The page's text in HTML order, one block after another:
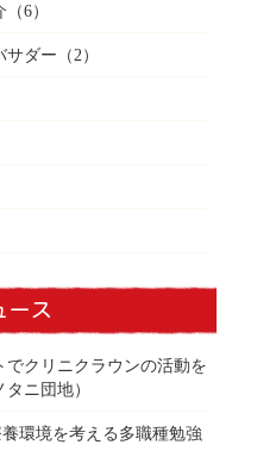
（6）
サダー （2）
ース
クリニクラウンの活動を
ニ団地）
養環境を考える多職種勉強